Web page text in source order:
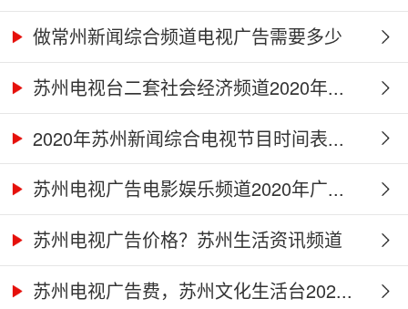
做常州新闻综合频道电视广告需要多少
钱...苏州电视台二套社会经济频道2020年...
2020年苏州新闻综合电视节目时间表...
苏州电视广告电影娱乐频道2020年广...
苏州电视广告价格？苏州生活资讯频道
2...苏州电视广告费，苏州文化生活台202...